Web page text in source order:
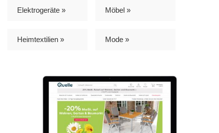
Elektrogeräte » Möbel »
Heimtextilien » Mode »